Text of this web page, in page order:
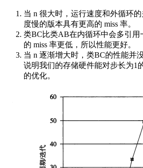
当 n 很大时，运行速度和外循环
度慢的版本具有更高的 miss 率。
类BC比类AB在内循环中会多引用
的 miss 率更低，所以性能更好。
当 n 逐渐增大时，类BC的性能并
说明我们的存储硬件能对步长为1
的优化。